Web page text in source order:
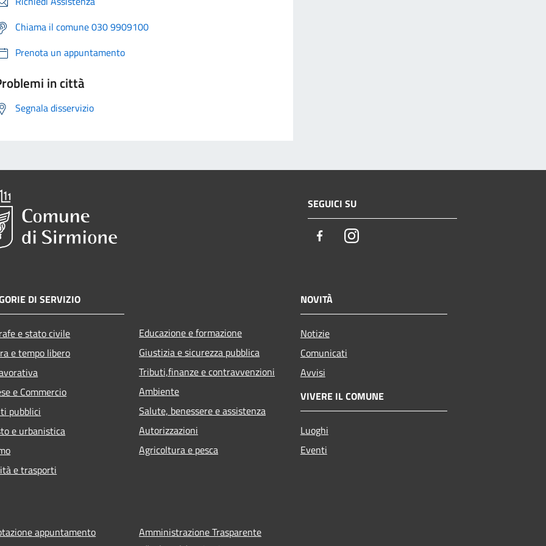
Chiama il comune 030 9909100
Prenota un appuntamento
in città
Segnala disservizio
SEGUICI SU
FacebookInstagram
DI SERVIZIO
e stato civile
e tempo libero
e Commercio
pubblici
e urbanistica
e trasporti
Educazione e formazione
Giustizia e sicurezza pubblica
Tributi,finanze e contravvenzioni
Ambiente
Salute, benessere e assistenza
Autorizzazioni
Agricoltura e pesca
NOVITÀ
Notizie
Comunicati
Avvisi
VIVERE IL COMUNE
Luoghi
Eventi
appuntamento
Amministrazione Trasparente